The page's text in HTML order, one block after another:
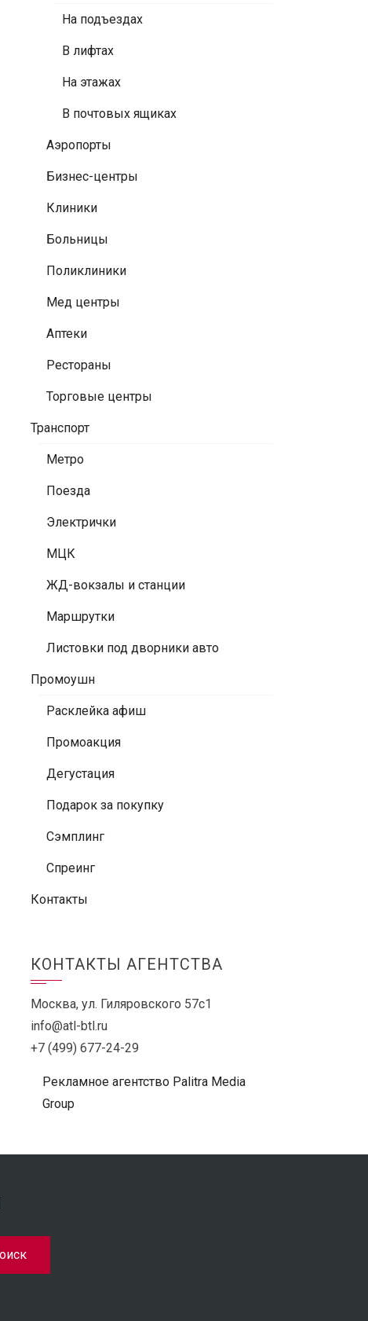
На подъездах
В лифтах
На этажах
В почтовых ящиках
Аэропорты
Бизнес-центры
Клиники
Больницы
Поликлиники
Мед центры
Аптеки
Рестораны
Торговые центры
Транспорт
Метро
Поезда
Электрички
МЦК
ЖД-вокзалы и станции
Маршрутки
Листовки под дворники авто
Промоушн
Расклейка афиш
Промоакция
Дегустация
Подарок за покупку
Сэмплинг
Спреинг
Контакты
КОНТАКТЫ АГЕНТСТВА
Москва, ул. Гиляровского 57с1
info@atl-btl.ru
+7 (499) 677-24-29
Рекламное агентство Palitra Media
Group